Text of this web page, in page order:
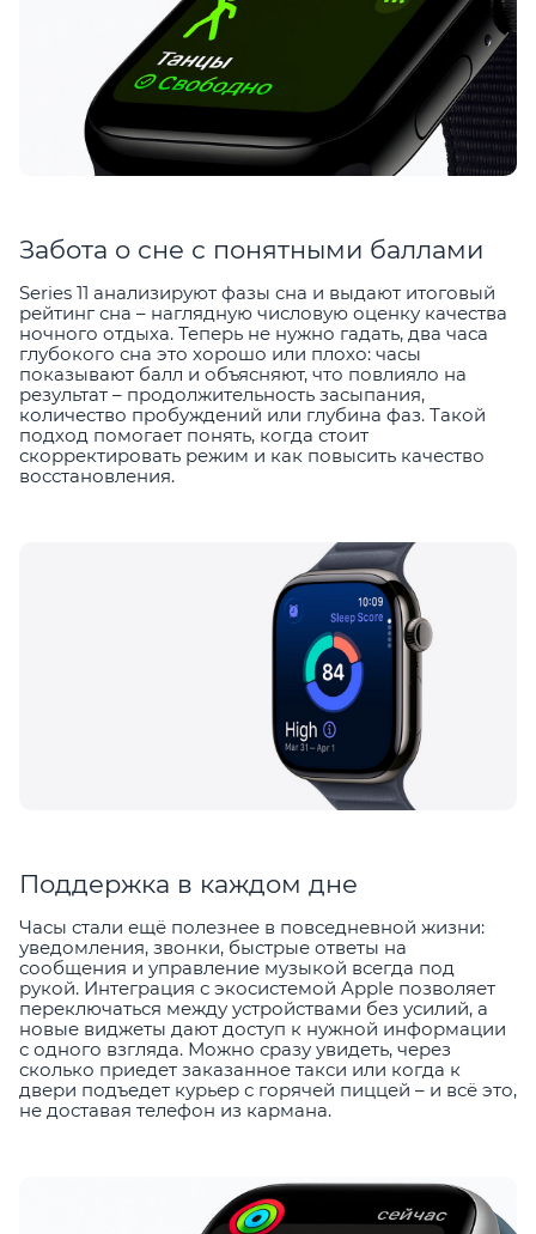
Забота о сне с понятными баллами
Series 11 анализируют фазы сна и выдают итоговый
рейтинг сна – наглядную числовую оценку качества
ночного отдыха. Теперь не нужно гадать, два часа
глубокого сна это хорошо или плохо: часы
показывают балл и объясняют, что повлияло на
результат – продолжительность засыпания,
количество пробуждений или глубина фаз. Такой
подход помогает понять, когда стоит
скорректировать режим и как повысить качество
восстановления.
Поддержка в каждом дне
Часы стали ещё полезнее в повседневной жизни:
уведомления, звонки, быстрые ответы на
сообщения и управление музыкой всегда под
рукой. Интеграция с экосистемой Apple позволяет
переключаться между устройствами без усилий, а
новые виджеты дают доступ к нужной информации
с одного взгляда. Можно сразу увидеть, через
сколько приедет заказанное такси или когда к
двери подъедет курьер с горячей пиццей – и всё это,
не доставая телефон из кармана.